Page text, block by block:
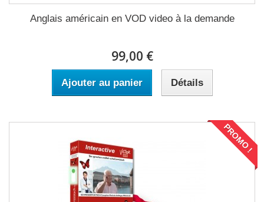
Anglais américain en VOD video à la demande
99,00 €
Ajouter au panier Détails
PROMO !